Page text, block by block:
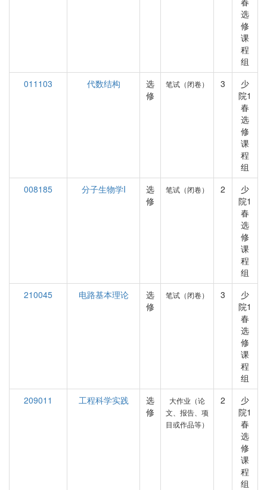
选
修
课
程
组
011103
代数结构
选
修
笔试（闭卷） 3
少
院1
春
选
修
课
程
组
008185
分子生物学I
选
修
笔试（闭卷） 2
少
院1
春
选
修
课
程
组
210045
电路基本理论
选
修
笔试（闭卷） 3
少
院1
春
选
修
课
程
组
209011
工程科学实践
选
修
大作业（论
文、报告、项
目或作品等）
2
少
院1
春
选
修
课
程
组